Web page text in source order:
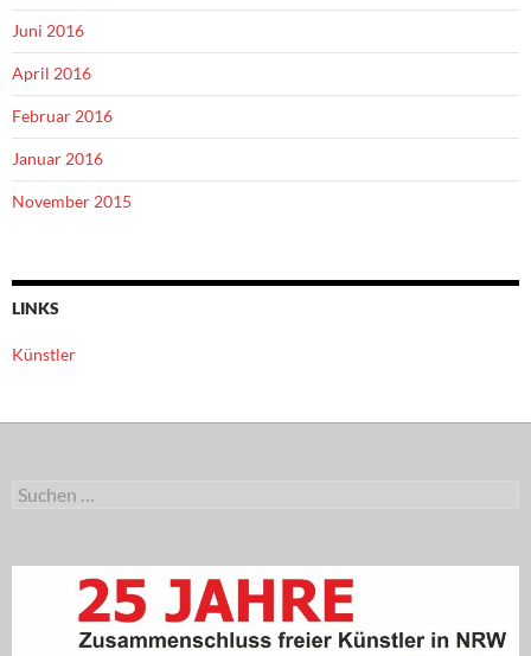
Juni 2016
April 2016
Februar 2016
Januar 2016
November 2015
LINKS
Künstler
Suchen